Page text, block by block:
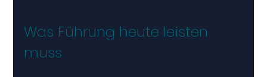
Was Führung heute leisten
muss